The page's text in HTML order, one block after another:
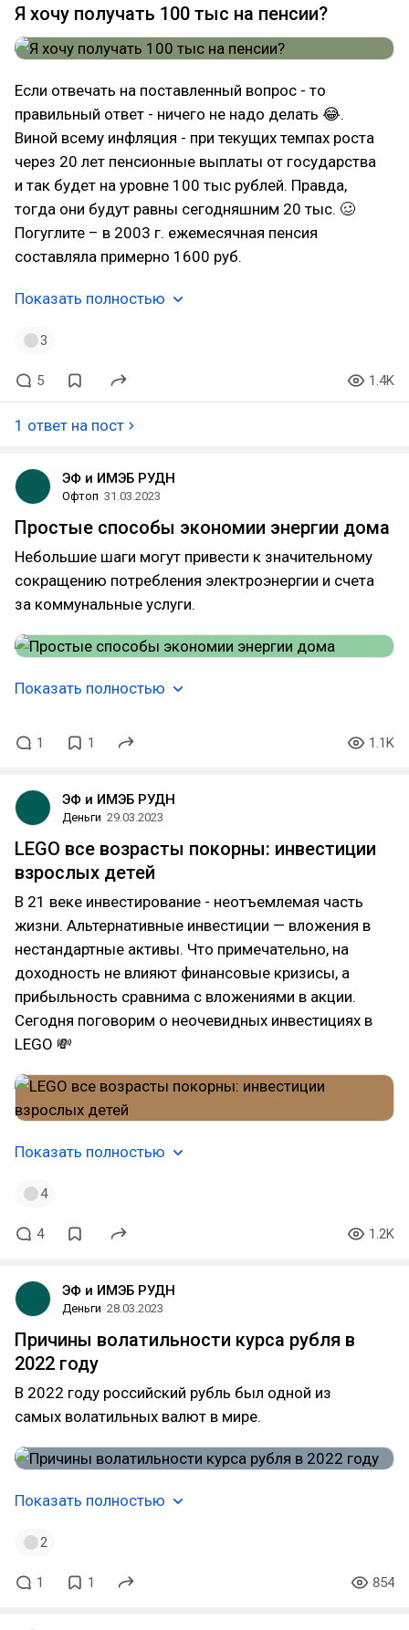
Я хочу получать 100 тыс на пенсии?
Если отвечать на поставленный вопрос - то
правильный ответ - ничего не надо делать 😂.
Виной всему инфляция - при текущих темпах роста
через 20 лет пенсионные выплаты от государства
и так будет на уровне 100 тыс рублей. Правда,
тогда они будут равны сегодняшним 20 тыс. 🥴
Погуглите – в 2003 г. ежемесячная пенсия
составляла примерно 1600 руб.
Показать полностью
3
5 1.4K
1 ответ на пост
ЭФ и ИМЭБ РУДН
Офтоп 31.03.2023
Простые способы экономии энергии дома
Небольшие шаги могут привести к значительному
сокращению потребления электроэнергии и счета
за коммунальные услуги.
Показать полностью
1 1 1.1K
ЭФ и ИМЭБ РУДН
Деньги 29.03.2023
LEGO все возрасты покорны: инвестиции
взрослых детей
В 21 веке инвестирование - неотъемлемая часть
жизни. Альтернативные инвестиции — вложения в
нестандартные активы. Что примечательно, на
доходность не влияют финансовые кризисы, а
прибыльность сравнима с вложениями в акции.
Сегодня поговорим о неочевидных инвестициях в
LEGO 💸
Показать полностью
4
4 1.2K
ЭФ и ИМЭБ РУДН
Деньги 28.03.2023
Причины волатильности курса рубля в
2022 году
В 2022 году российский рубль был одной из
самых волатильных валют в мире.
Показать полностью
2
1 1 854